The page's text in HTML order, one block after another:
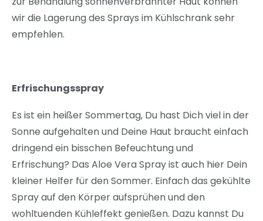
wir die Lagerung des Sprays im Kühlschrank sehr
empfehlen.
Erfrischungsspray
Es ist ein heißer Sommertag, Du hast Dich viel in der
Sonne aufgehalten und Deine Haut braucht einfach
dringend ein bisschen Befeuchtung und
Erfrischung? Das Aloe Vera Spray ist auch hier Dein
kleiner Helfer für den Sommer. Einfach das gekühlte
Spray auf den Körper aufsprühen und den
wohltuenden Kühleffekt genießen. Dazu kannst Du